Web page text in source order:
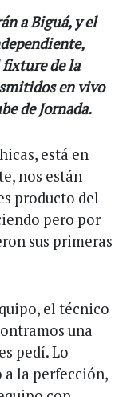
a Biguá, y el
fixture de la
en vivo
de Jornada.
está en
nos están
producto del
pero por
sus primeras
el técnico
una
pedí. Lo
a la perfección,